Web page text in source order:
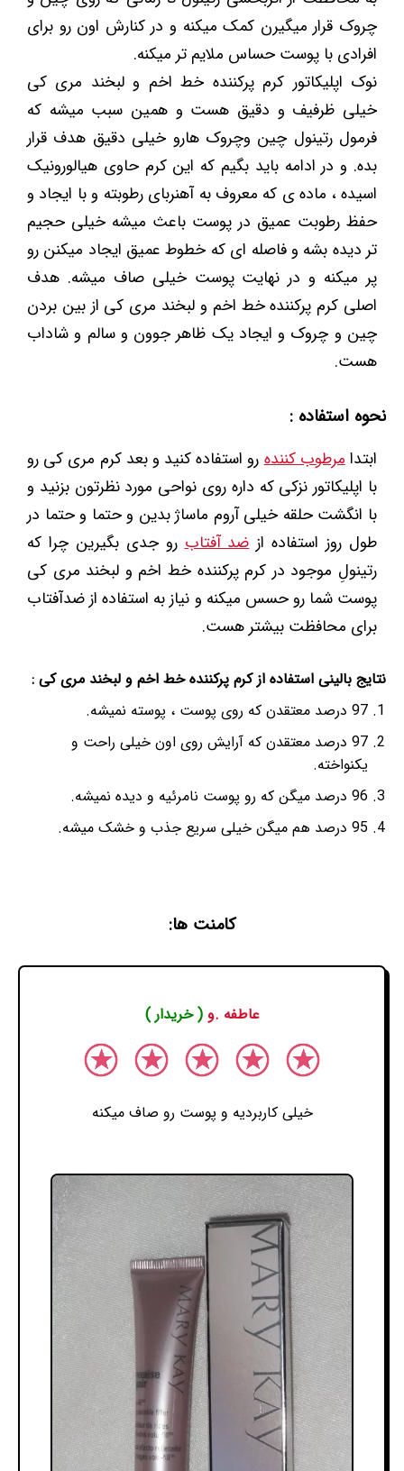
چروک قرار میگیرن کمک میکنه و در کنارش اون رو برای
افرادی با پوست حساس ملایم تر میکنه.
نوک اپلیکاتور کرم پرکننده خط اخم و لبخند مری کی
خیلی ظرفیف و دقیق هست و همین سبب میشه که
فرمول رتینول چین وچروک هارو خیلی دقیق هدف قرار
بده. و در ادامه باید بگیم که این کرم حاوی هیالورونیک
اسیده ، ماده ی که معروف به آهنربای رطوبته و با ایجاد و
حفظ رطوبت عمیق در پوست باعث میشه خیلی حجیم
تر دیده بشه و فاصله ای که خطوط عمیق ایجاد میکنن رو
پر میکنه و در نهایت پوست خیلی صاف میشه. هدف
اصلی کرم پرکننده خط اخم و لبخند مری کی از بین بردن
چین و چروک و ایجاد یک ظاهر جوون و سالم و شاداب
هست.
نحوه استفاده :
ابتدامرطوب کنندهرو استفاده کنید و بعد کرم مری کی رو
با اپلیکاتور نزکی که داره روی نواحی مورد نظرتون بزنید و
با انگشت حلقه خیلی آروم ماساژ بدین و حتما و حتما در
طول روز استفاده ازضد آفتابرو جدی بگیرین چرا که
رتینولِ موجود در کرم پرکننده خط اخم و لبخند مری کی
پوست شما رو حسس میکنه و نیاز به استفاده از ضدآفتاب
برای محافظت بیشتر هست.
نتایج بالینی استفاده از کرم پرکننده خط اخم و لبخند مری کی :
97 درصد معتقدن که روی پوست ، پوسته نمیشه.
97 درصد معتقدن که آرایش روی اون خیلی راحت و
یکنواخته.
96 درصد میگن که رو پوست نامرئیه و دیده نمیشه.
95 درصد هم میگن خیلی سریع جذب و خشک میشه.
کامنت ها:
عاطفه .و( خریدار )
خیلی کاربردیه و پوست رو صاف میکنه